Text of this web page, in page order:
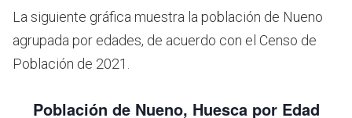
La siguiente gráfica muestra la población de Nueno
agrupada por edades, de acuerdo con el Censo de
Población de 2021.